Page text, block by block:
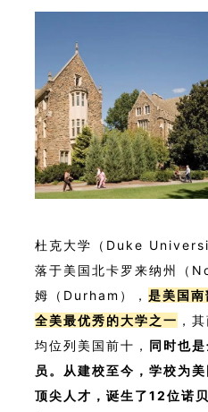
杜克大学（Duke
落于美国北卡罗来纳州（
姆（Durham）， 是美国
全美最优秀的大学之一 ，
均位列美国前十， 同时也
员。从建校至今，学校为
顶尖人才，诞生了12位诺